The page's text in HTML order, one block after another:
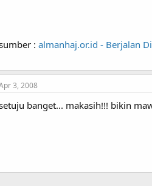
: almanhaj.or.id - Berjalan
3, 2008
banget... makasih!!! bikin